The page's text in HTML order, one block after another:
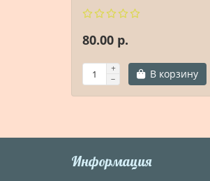
80.00 р.
В корзину
Информация